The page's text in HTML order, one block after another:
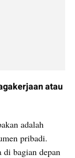
atau
adalah
pribadi.
di bagian depan